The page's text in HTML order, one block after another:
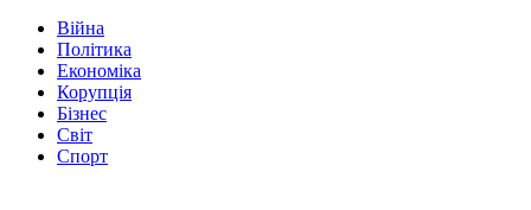
Війна
Політика
Економіка
Корупція
Бізнес
Світ
Спорт